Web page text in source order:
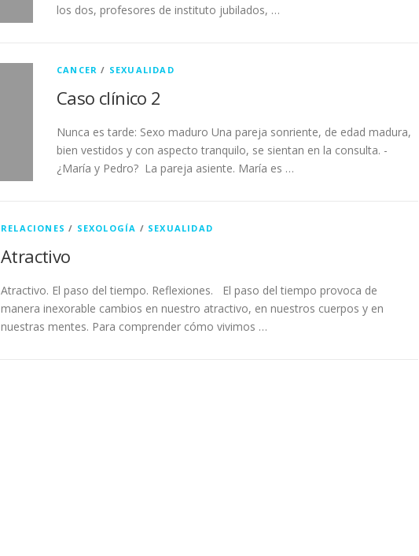
los dos, profesores de instituto jubilados, …
CANCER / SEXUALIDAD
Caso clínico 2
Nunca es tarde: Sexo maduro Una pareja sonriente, de edad madura,
bien vestidos y con aspecto tranquilo, se sientan en la consulta. -
¿María y Pedro? La pareja asiente. María es …
RELACIONES / SEXOLOGÍA / SEXUALIDAD
Atractivo
Atractivo. El paso del tiempo. Reflexiones. El paso del tiempo provoca de
manera inexorable cambios en nuestro atractivo, en nuestros cuerpos y en
nuestras mentes. Para comprender cómo vivimos …